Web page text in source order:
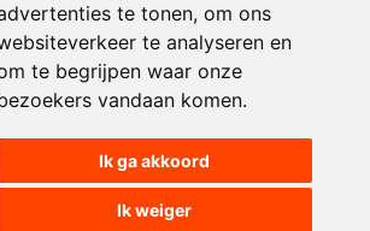
te tonen, om ons
te analyseren en
te begrijpen waar onze
vandaan komen.
Ik ga akkoord
Ik weiger
tijden
wijzigen